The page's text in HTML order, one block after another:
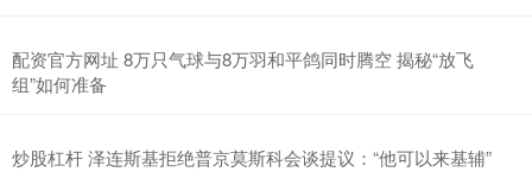
配资官方网址 8万只气球与8万羽和平鸽同时腾空 揭秘“放飞
组”如何准备
炒股杠杆 泽连斯基拒绝普京莫斯科会谈提议：“他可以来基辅”